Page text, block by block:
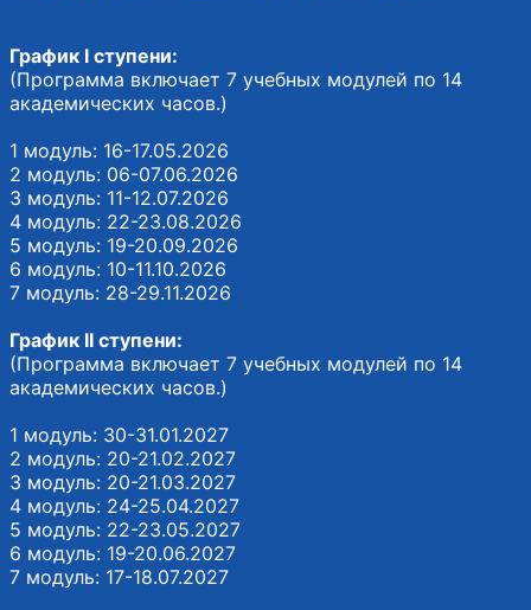
График I ступени:
(Программа включает 7 учебных модулей по 14
академических часов.)
1 модуль: 16-17.05.2026
2 модуль: 06-07.06.2026
3 модуль: 11-12.07.2026
4 модуль: 22-23.08.2026
5 модуль: 19-20.09.2026
6 модуль: 10-11.10.2026
7 модуль: 28-29.11.2026
График II ступени:
(Программа включает 7 учебных модулей по 14
академических часов.)
1 модуль: 30-31.01.2027
2 модуль: 20-21.02.2027
3 модуль: 20-21.03.2027
4 модуль: 24-25.04.2027
5 модуль: 22-23.05.2027
6 модуль: 19-20.06.2027
7 модуль: 17-18.07.2027